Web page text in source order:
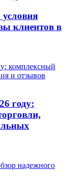
клиентов в
году: